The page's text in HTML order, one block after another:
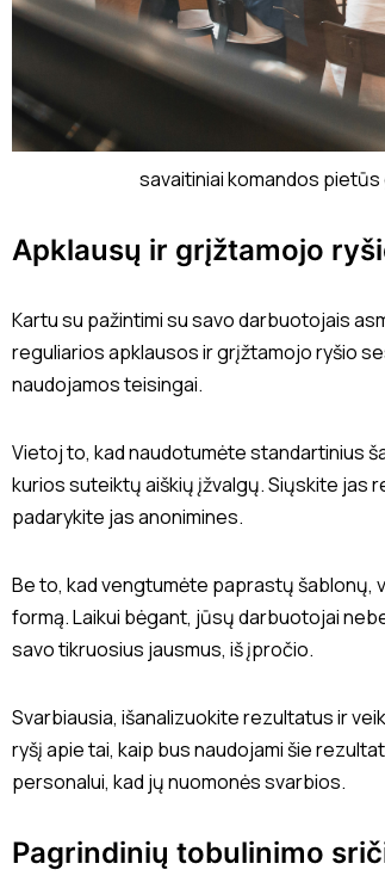
savaitiniai komandos
Apklausų ir grįžtamojo
Kartu su pažintimi su savo darbuotojais
reguliarios apklausos ir grįžtamojo ryšio
naudojamos teisingai.
Vietoj to, kad naudotumėte standartinius
kurios suteiktų aiškių įžvalgų. Siųskite jas
padarykite jas anonimines.
Be to, kad vengtumėte paprastų šablonų,
formą. Laikui bėgant, jūsų darbuotojai
savo tikruosius jausmus, iš įpročio.
Svarbiausia, išanalizuokite rezultatus ir
ryšį apie tai, kaip bus naudojami šie
personalui, kad jų nuomonės svarbios.
Pagrindinių tobulinimo